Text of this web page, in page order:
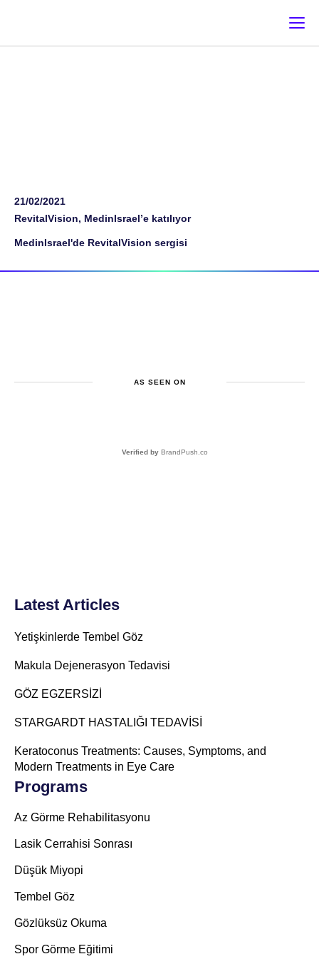
21/02/2021
RevitalVision, MedinIsrael’e katılıyor
MedinIsrael'de RevitalVision sergisi
AS SEEN ON
Verified by BrandPush.co
Latest Articles
Yetişkinlerde Tembel Göz
Makula Dejenerasyon Tedavisi
GÖZ EGZERSİZİ
STARGARDT HASTALIĞI TEDAVİSİ
Keratoconus Treatments: Causes, Symptoms, and
Modern Treatments in Eye Care
Programs
Az Görme Rehabilitasyonu
Lasik Cerrahisi Sonrası
Düşük Miyopi
Tembel Göz
Gözlüksüz Okuma
Spor Görme Eğitimi